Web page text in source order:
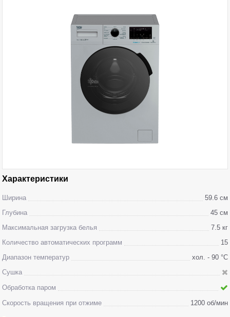
Характеристики
Ширина
59.6 см
Глубина
45 см
Максимальная загрузка белья
7.5 кг
Количество автоматических программ
15
Диапазон температур
хол. - 90 °С
Сушка
Обработка паром
Скорость вращения при отжиме
1200 об/мин